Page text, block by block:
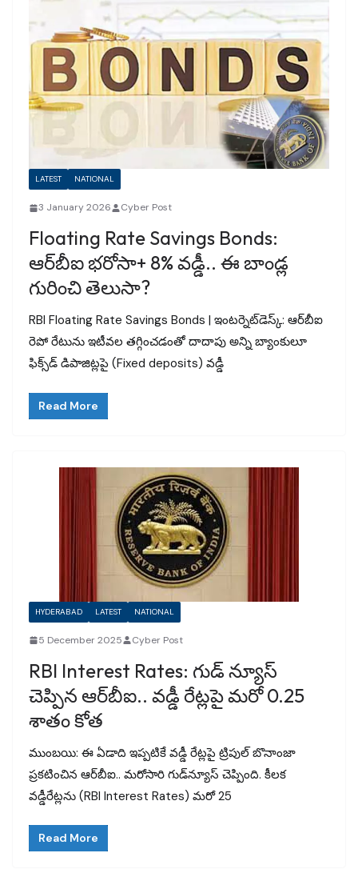
LATEST NATIONAL
3 January 2026 Cyber Post
Floating Rate Savings Bonds:
ఆర్‌బీఐ భరోసా+ 8% వడ్డీ.. ఈ బాండ్ల
గురించి తెలుసా?
RBI Floating Rate Savings Bonds | ఇంటర్నెట్‌డెస్క్‌: ఆర్‌బీఐ
రెపో రేటును ఇటీవల తగ్గించడంతో దాదాపు అన్ని బ్యాంకులూ
ఫిక్స్‌డ్‌ డిపాజిట్లపై (Fixed deposits) వడ్డీ
Read More
HYDERABAD LATEST NATIONAL
5 December 2025 Cyber Post
RBI Interest Rates: గుడ్‌ న్యూస్‌
చెప్పిన ఆర్‌బీఐ.. వడ్డీ రేట్లపై మరో 0.25
శాతం కోత
ముంబయి: ఈ ఏడాది ఇప్పటికే వడ్డీ రేట్లపై ట్రిపుల్‌ బొనాంజా
ప్రకటించిన ఆర్‌బీఐ.. మరోసారి గుడ్‌న్యూస్‌ చెప్పింది. కీలక
వడ్డీరేట్లను (RBI Interest Rates) మరో 25
Read More